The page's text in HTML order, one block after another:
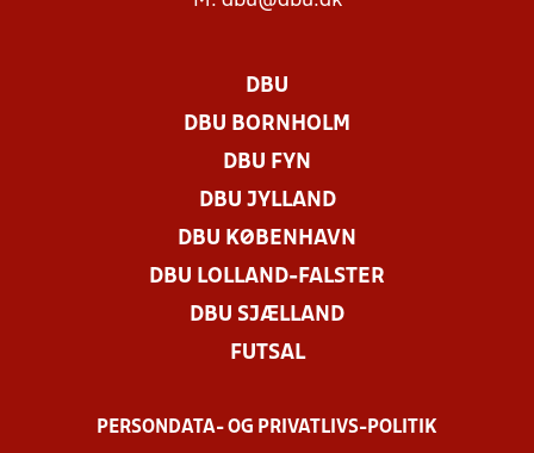
DBU
DBU BORNHOLM
DBU FYN
DBU JYLLAND
DBU KØBENHAVN
DBU LOLLAND-FALSTER
DBU SJÆLLAND
FUTSAL
PERSONDATA- OG PRIVATLIVS-POLITIK